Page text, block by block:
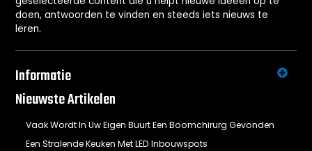
doen, antwoorden te vinden en steeds iets nieuws te
leren.
Informatie
Nieuwste Artikelen
Vaak Wordt In Uw Eigen Buurt Een Boomchirurg Gevonden
Een Stralende Keuken Met LED Inbouwspots